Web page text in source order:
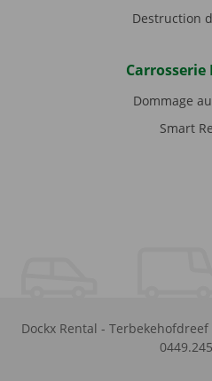
Destruction
Dommage
Smart
Dockx Rental - Terbekehofdreef